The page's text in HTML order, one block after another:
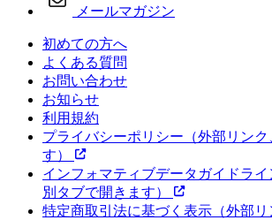
メールマガジン
初めての方へ
よくある質問
お問い合わせ
お知らせ
利用規約
プライバシーポリシー （外部リン
す）
インフォマティブデータガイドライ
別タブで開きます）
特定商取引法に基づく表示 （外部